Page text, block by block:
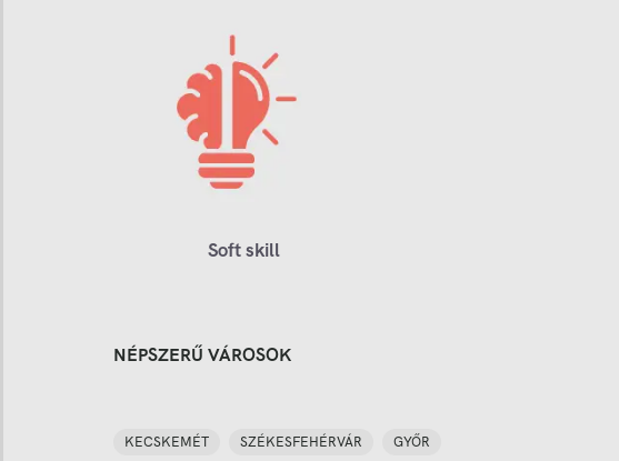
Soft skill
NÉPSZERŰ VÁROSOK
KECSKEMÉT SZÉKESFEHÉRVÁR GYŐR